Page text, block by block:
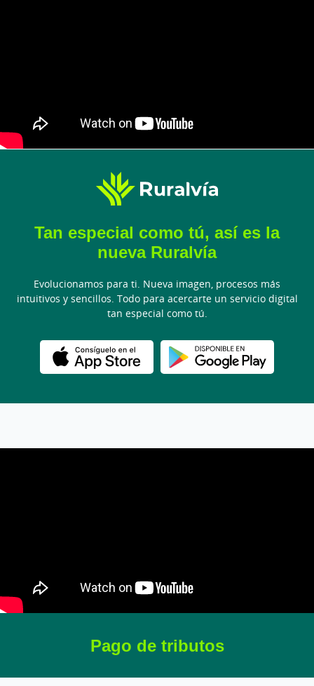
Tan especial como tú, así es la
nueva Ruralvía
Evolucionamos para ti. Nueva imagen, procesos más
intuitivos y sencillos. Todo para acercarte un servicio digital
tan especial como tú.
Pago de tributos